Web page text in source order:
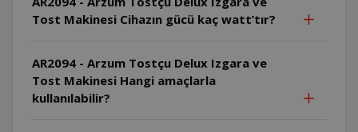
Tost Makinesi Cihazın gücü kaç watt’tır?
AR2094 - Arzum Tostçu Delux Izgara ve
Tost Makinesi Hangi amaçlarla
kullanılabilir?